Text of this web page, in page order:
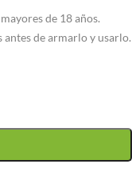
de 18 años.
de armarlo y usarlo.